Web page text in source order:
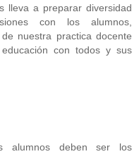
lleva a preparar diversidad
con los alumnos,
nuestra practica docente
con todos y sus
deben ser los